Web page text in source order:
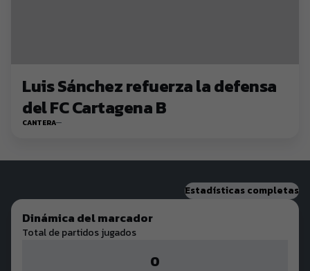
Luis Sánchez refuerza la defensa
del FC Cartagena B
CANTERA
Estadísticas completas
Dinámica del marcador
Total de partidos jugados
0